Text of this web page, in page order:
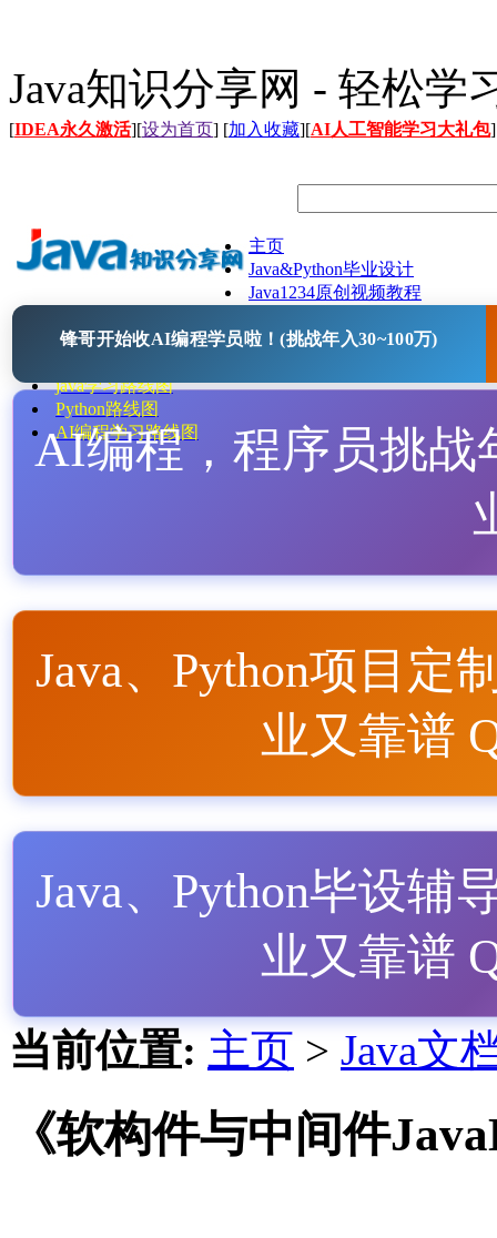
Java知识分享网 - 轻松学
[IDEA永久激活][设为首页] [加入收藏][AI人工智能学习大礼包]
主页
Java&Python毕业设计
Java1234原创视频教程
Java开源项目
java学习路线图
Python路线图
AI编程学习路线图
锋哥开始收AI编程学员啦！(挑战年入30~100万)
AI编程，程序员挑战
Java、Python项目定
业又靠谱
Java、Python毕设辅
业又靠谱
当前位置: 主页 > Java文
《软构件与中间件